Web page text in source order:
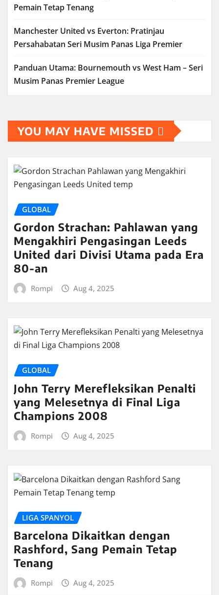
Pemain Tetap Tenang
Manchester United vs Everton: Pratinjau
Persahabatan Seri Musim Panas Liga Premier
Panduan Utama: Bournemouth vs West Ham – Seri
Musim Panas Premier League
YOU MAY HAVE MISSED
GLOBAL
Gordon Strachan: Pahlawan yang
Mengakhiri Pengasingan Leeds
United dari Divisi Utama pada Era
80-an
Rompi Aug 4, 2025
GLOBAL
John Terry Merefleksikan Penalti
yang Melesetnya di Final Liga
Champions 2008
Rompi Aug 4, 2025
LIGA SPANYOL
Barcelona Dikaitkan dengan
Rashford, Sang Pemain Tetap
Tenang
Rompi Aug 4, 2025